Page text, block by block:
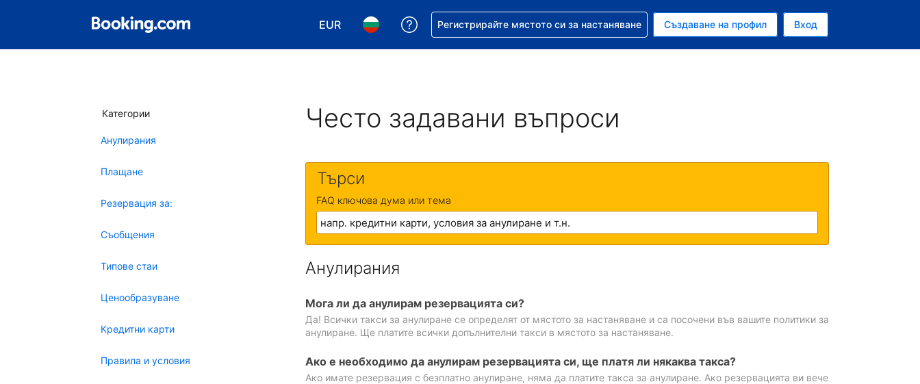
EUR
Избор на валута. Избрана валута - Евро
Избор на език. Избран език - Български
Помощ с резервацията ви
Регистрирайте мястото си за настаняване Създаване на профил Вход
Категории
Анулирания
Плащане
Резервация за:
Съобщения
Типове стаи
Ценообразуване
Кредитни карти
Правила и условия
Често задавани въпроси
Търси
FAQ ключова дума или тема
Анулирания
Мога ли да анулирам резервацията си?
Да! Всички такси за анулиране се определят от мястото за настаняване и са посочени във вашите политики за
анулиране. Ще платите всички допълнителни такси в мястото за настаняване.
Ако е необходимо да анулирам резервацията си, ще платя ли някаква такса?
Ако имате резервация с безплатно анулиране, няма да платите такса за анулиране. Ако резервацията ви вече